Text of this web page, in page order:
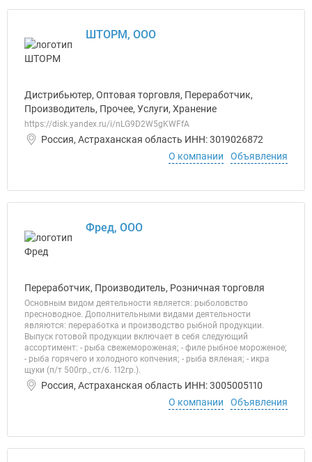
ШТОРМ, ООО
Дистрибьютер, Оптовая торговля, Переработчик,
Производитель, Прочее, Услуги, Хранение
https://disk.yandex.ru/i/nLG9D2W5gKWFfA
Россия, Астраханская область ИНН: 3019026872
О компании
Объявления
Фред, ООО
Переработчик, Производитель, Розничная торговля
Основным видом деятельности является: рыболовство
пресноводное. Дополнительными видами деятельности
являются: переработка и производство рыбной продукции.
Выпуск готовой продукции включает в себя следующий
ассортимент: - рыба свежемороженая; - филе рыбное мороженое;
- рыба горячего и холодного копчения; - рыба вяленая; - икра
щуки (п/т 500гр., ст/б. 112гр.).
Россия, Астраханская область ИНН: 3005005110
О компании
Объявления